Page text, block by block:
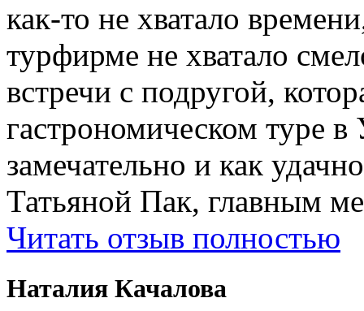
как-то не хватало
турфирме не хватало
встречи с подругой,
гастрономическом туре
замечательно и как
Татьяной Пак, главным
Читать отзыв полностью
Наталия Качалова